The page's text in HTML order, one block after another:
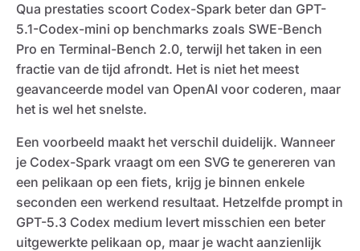
Qua prestaties scoort Codex-Spark beter dan GPT-
5.1-Codex-mini op benchmarks zoals SWE-Bench
Pro en Terminal-Bench 2.0, terwijl het taken in een
fractie van de tijd afrondt. Het is niet het meest
geavanceerde model van OpenAI voor coderen, maar
het is wel het snelste.
Een voorbeeld maakt het verschil duidelijk. Wanneer
je Codex-Spark vraagt om een SVG te genereren van
een pelikaan op een fiets, krijg je binnen enkele
seconden een werkend resultaat. Hetzelfde prompt in
GPT-5.3 Codex medium levert misschien een beter
uitgewerkte pelikaan op, maar je wacht aanzienlijk